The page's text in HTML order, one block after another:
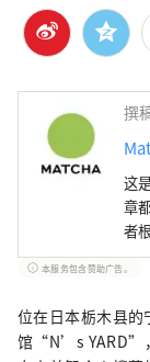
撰
这
章
者
本服务包含赞助广告。
位在日本栃木县
馆“N’s YARD”